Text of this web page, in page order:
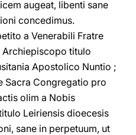
augeat, libenti sane
concedimus.
a Venerabili Fratre
Archiepiscopo titulo
Apostolico Nuntio ;
Sacra Congregatio pro
olim a Nobis
Leiriensis dioecesis
sane in perpetuum, ut